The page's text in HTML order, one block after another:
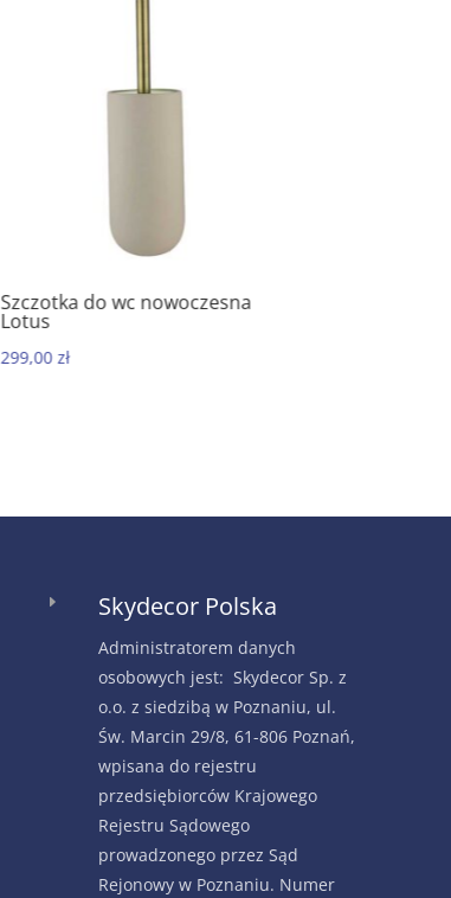
5.00
Szczotka do wc nowoczesna
Lotus
299,00 zł
E Skydecor Polska
Administratorem danych
osobowych jest: Skydecor Sp. z
o.o. z siedzibą w Poznaniu, ul.
Św. Marcin 29/8, 61-806 Poznań,
wpisana do rejestru
przedsiębiorców Krajowego
Rejestru Sądowego
prowadzonego przez Sąd
Rejonowy w Poznaniu. Numer